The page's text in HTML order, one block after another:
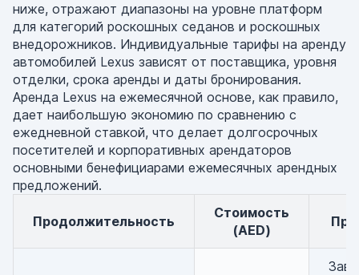
ниже, отражают диапазоны на уровне платформ
для категорий роскошных седанов и роскошных
внедорожников. Индивидуальные тарифы на аренду
автомобилей Lexus зависят от поставщика, уровня
отделки, срока аренды и даты бронирования.
Аренда Lexus на ежемесячной основе, как правило,
дает наибольшую экономию по сравнению с
ежедневной ставкой, что делает долгосрочных
посетителей и корпоративных арендаторов
основными бенефициарами ежемесячных арендных
предложений.
Продолжительность
Стоимость
(AED)